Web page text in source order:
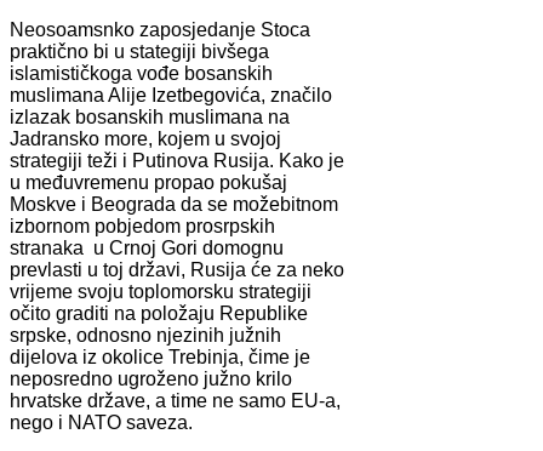
Neosoamsnko zaposjedanje Stoca
praktično bi u stategiji bivšega
islamističkoga vođe bosanskih
muslimana Alije Izetbegovića, značilo
izlazak bosanskih muslimana na
Jadransko more, kojem u svojoj
strategiji teži i Putinova Rusija. Kako je
u međuvremenu propao pokušaj
Moskve i Beograda da se možebitnom
izbornom pobjedom prosrpskih
stranaka u Crnoj Gori domognu
prevlasti u toj državi, Rusija će za neko
vrijeme svoju toplomorsku strategiji
očito graditi na položaju Republike
srpske, odnosno njezinih južnih
dijelova iz okolice Trebinja, čime je
neposredno ugroženo južno krilo
hrvatske države, a time ne samo EU-a,
nego i NATO saveza.